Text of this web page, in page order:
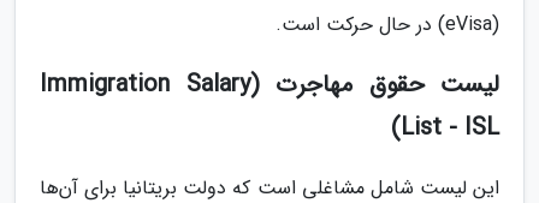
(eVisa) در حال حرکت است.
لیست حقوق مهاجرت (Immigration Salary
List - ISL)
این لیست شامل مشاغلی است که دولت بریتانیا برای آن‌ها